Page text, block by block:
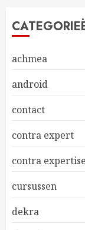
achmea
android
contact
contra expert
contra
cursussen
dekra